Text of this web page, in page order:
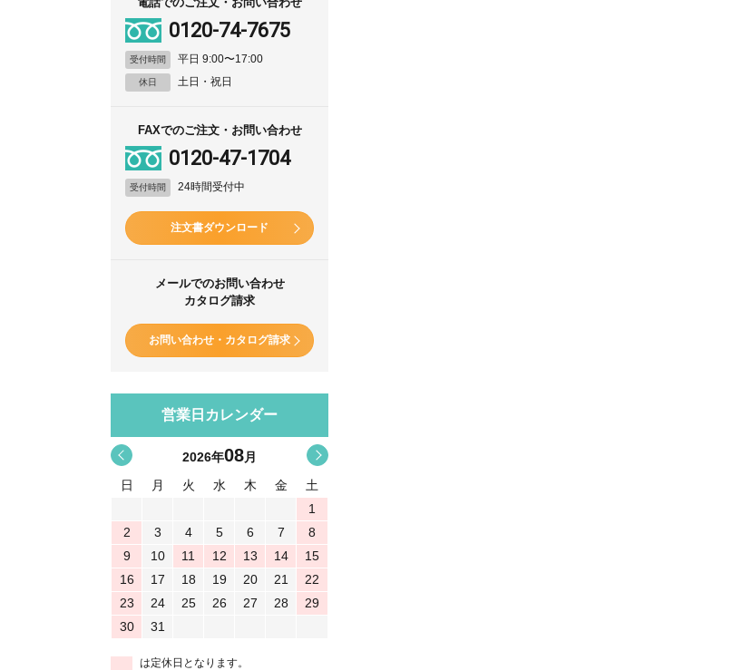
0120-74-7675
受付時間 平日 9:00〜17:00
休日 土日・祝日
FAXでのご注文・お問い合わせ
0120-47-1704
受付時間 24時間受付中
注文書ダウンロード
メールでのお問い合わせ
カタログ請求
お問い合わせ・カタログ請求
営業日カレンダー
< 2026年08月
日
月 火 水 木 金
土
1
2
3 4 5 6 7
8
9
10 11 12 13 14
15
16
17 18 19 20 21
22
23
24 25 26 27 28
29
30
31
は定休日となります。